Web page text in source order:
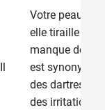
Votre peau est
elle tiraille ?
manque de
est synonyme
des dartres,
des irritations